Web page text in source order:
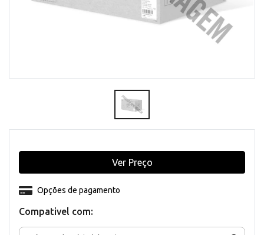
Compativel com:
Opções de pagamento
Ver Preço